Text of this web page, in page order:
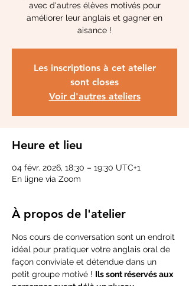
avec d'autres élèves motivés pour
améliorer leur anglais et gagner en
aisance !
Les inscriptions à cet atelier
sont closes
Voir d'autres ateliers
Heure et lieu
04 févr. 2026, 18:30 – 19:30 UTC+1
En ligne via Zoom
À propos de l'atelier
Nos cours de conversation sont un endroit
idéal pour pratiquer votre anglais oral de
façon conviviale et détendue dans un
petit groupe motivé ! Ils sont réservés aux